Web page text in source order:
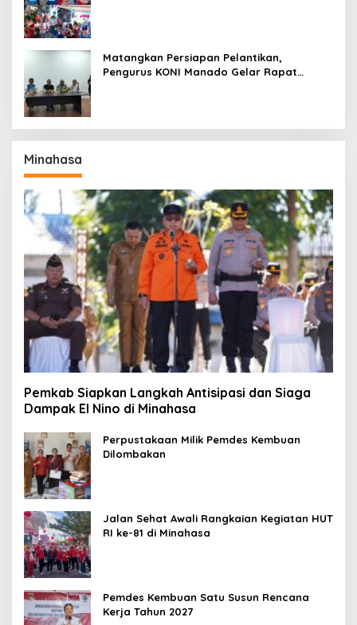
Matangkan Persiapan Pelantikan,
Pengurus KONI Manado Gelar Rapat
Minahasa
Pemkab Siapkan Langkah Antisipasi dan Siaga
Dampak El Nino di Minahasa
Perpustakaan Milik Pemdes Kembuan
Dilombakan
Jalan Sehat Awali Rangkaian Kegiatan HUT
RI ke-81 di Minahasa
Pemdes Kembuan Satu Susun Rencana
Kerja Tahun 2027